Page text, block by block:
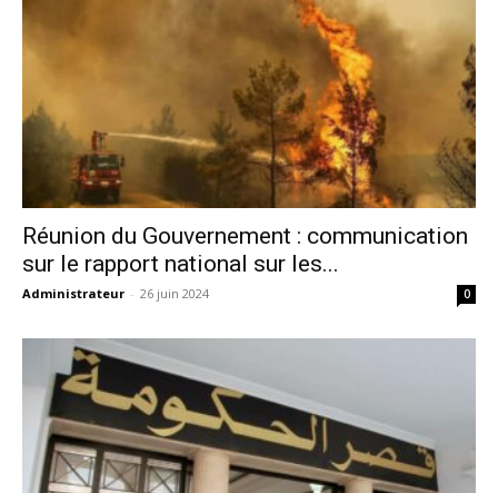
Réunion du Gouvernement : communication
sur le rapport national sur les...
Administrateur - 26 juin 2024 0